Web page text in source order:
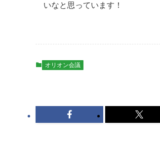
いなと思っています！
オリオン会議